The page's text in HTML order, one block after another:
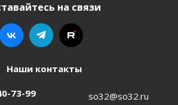
на связи
Наши контакты
73-99 so32@so32.ru